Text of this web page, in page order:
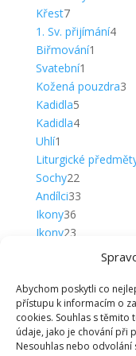
Abychom poskytli co
přístupu k informacím o
cookies. Souhlas s
údaje, jako je chování při
Nesouhlas nebo odvolání
Křest77
produktů
1. Sv. přijímání44
Biřmování1
Svatební1
produkt
Kožená pouzdra33
Kadidla55
produktů
Kadidla44
Uhlí1
produkt
Liturgické
Sochy2222
produktů
Andílci3333
Ikony3636
produktů
Ikony2323
produktů
Obrazy na dřevě
produkty
Plakety55
produktů
Klíčenky2020
produktů
Klíčenky1515
produktů
Komplety5 5